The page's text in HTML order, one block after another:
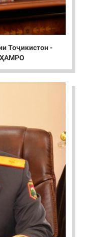
Тоҷикистон -